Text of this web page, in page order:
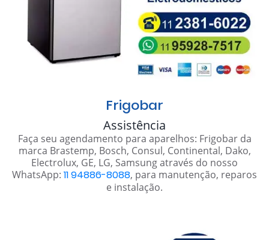
Frigobar
Assistência
Faça seu agendamento para aparelhos: Frigobar da
marca Brastemp, Bosch, Consul, Continental, Dako,
Electrolux, GE, LG, Samsung através do nosso
WhatsApp: 11 94886-8088, para manutenção, reparos
e instalação.